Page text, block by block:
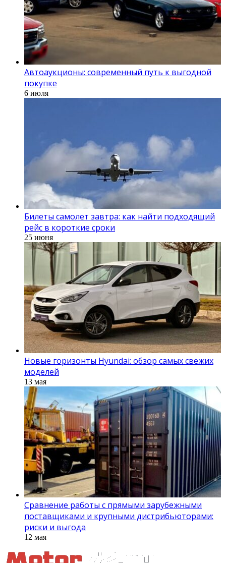
Автоаукционы: современный путь к выгодной
покупке
6 июля
Билеты самолет завтра: как найти подходящий
рейс в короткие сроки
25 июня
Новые горизонты Hyundai: обзор самых свежих
моделей
13 мая
Сравнение работы с прямыми зарубежными
поставщиками и крупными дистрибьюторами:
риски и выгода
12 мая